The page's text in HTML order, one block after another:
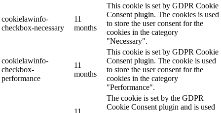
cookielawinfo-
checkbox-necessary
11
months
This cookie is set by GDPR Cookie
Consent plugin. The cookies is used
to store the user consent for the
cookies in the category
"Necessary".
cookielawinfo-
checkbox-
performance
11
months
This cookie is set by GDPR Cookie
Consent plugin. The cookie is used
to store the user consent for the
cookies in the category
"Performance".
11
The cookie is set by the GDPR
Cookie Consent plugin and is used